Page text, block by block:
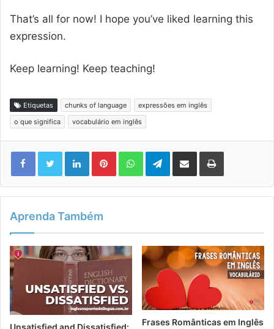
That’s all for now! I hope you’ve liked learning this
expression.
Keep learning! Keep teaching!
Etiquetas chunks of language
expressões em inglês
o que significa
vocabulário em inglês
LinkedinPinterestWhatsAppTelegram
Compartilhar via e-mail Imprimir
Aprenda Também
Frases Românticas em Inglês